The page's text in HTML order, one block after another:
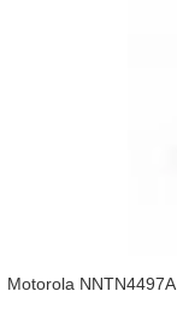
Motorola NNTN4497A